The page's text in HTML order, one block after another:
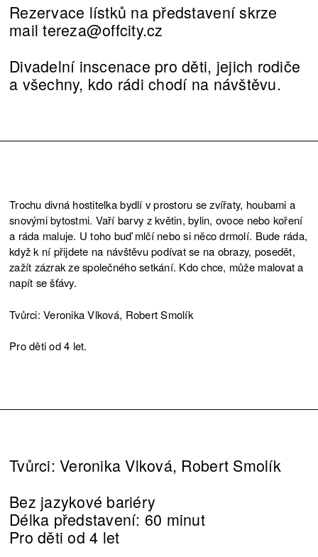
Rezervace lístků na představení skrze
mail tereza@offcity.cz
Divadelní inscenace pro děti, jejich rodiče
a všechny, kdo rádi chodí na návštěvu.
Trochu divná hostitelka bydlí v prostoru se zvířaty, houbami a
snovými bytostmi. Vaří barvy z květin, bylin, ovoce nebo koření
a ráda maluje. U toho buď mlčí nebo si něco drmolí. Bude ráda,
když k ní přijdete na návštěvu podívat se na obrazy, posedět,
zažít zázrak ze společného setkání. Kdo chce, může malovat a
napít se šťávy.
Tvůrci: Veronika Vlková, Robert Smolík
Pro děti od 4 let.
Tvůrci: Veronika Vlková, Robert Smolík
Bez jazykové bariéry
Délka představení: 60 minut
Pro děti od 4 let